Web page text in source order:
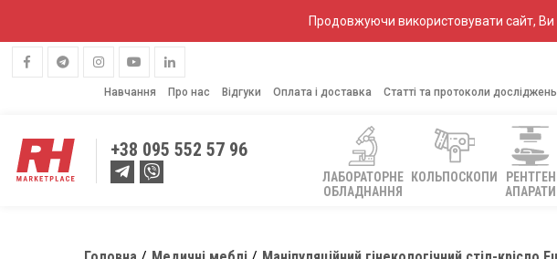
Продовжуючи використовувати сайт,
Навчання Про нас Відгуки Оплата і доставка Статті та протоколи досліджень
+38 095 552 57 96
ЛАБОРАТОРНЕ
ОБЛАДНАННЯ
КОЛЬПОСКОПИ
РЕНТГЕН
АПАРАТИ